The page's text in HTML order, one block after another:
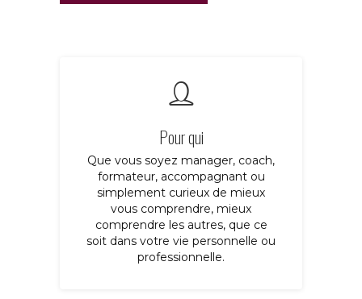
Pour qui
Que vous soyez manager, coach,
formateur, accompagnant ou
simplement curieux de mieux
vous comprendre, mieux
comprendre les autres, que ce
soit dans votre vie personnelle ou
professionnelle.